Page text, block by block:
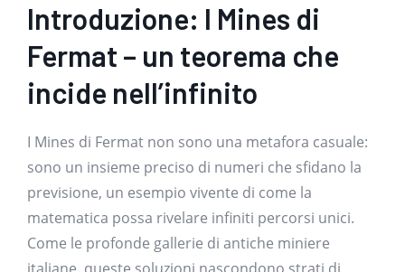
Introduzione: I Mines di
Fermat – un teorema che
incide nell’infinito
I Mines di Fermat non sono una metafora casuale:
sono un insieme preciso di numeri che sfidano la
previsione, un esempio vivente di come la
matematica possa rivelare infiniti percorsi unici.
Come le profonde gallerie di antiche miniere